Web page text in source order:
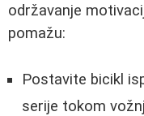
održavanje
pomažu:
Postavite bicikl
serije tokom